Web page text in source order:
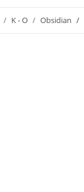
K - O Obsidian